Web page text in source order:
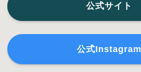
公式サイト
公式Instagram